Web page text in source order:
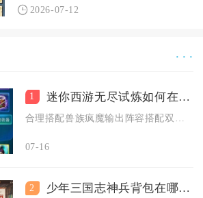
2026-07-12
· · ·
1 迷你西游无尽试炼如何在竞技场获胜
合理搭配兽族疯魔输出阵容搭配双元形前排护法，辅以控制与治疗法...
07-16
2 少年三国志神兵背包在哪个活动中获得